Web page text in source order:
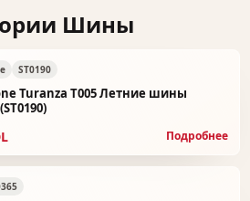
Шины
ST0190
Turanza T005 Летние шины
Подробнее